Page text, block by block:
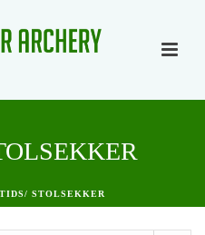
STOLSEKKER